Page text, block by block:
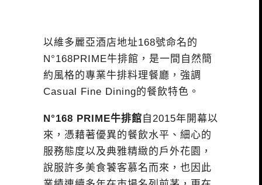
以維多麗亞酒店地址168號命名的
N°168PRIME牛排館，是一間自然簡
約風格的專業牛排料理餐廳，強調
Casual Fine Dining的餐飲特色。
N°168 PRIME牛排館 自2015年開幕以
來，憑藉著優異的餐飲水平、細心的
服務態度以及典雅精緻的戶外花園，
說服許多美食饕客慕名而來，也因此